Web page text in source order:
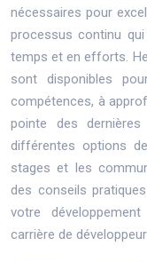
nécessaires pour
processus continu
temps et en efforts.
sont disponibles
compétences, à
pointe des
différentes options
stages et les
des conseils
votre
carrière de